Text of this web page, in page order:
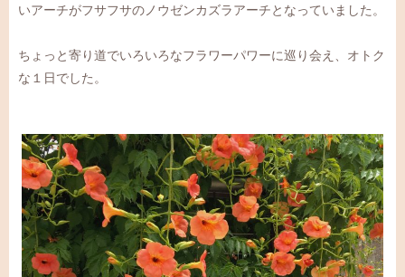
いアーチがフサフサのノウゼンカズラアーチとなっていました。
ちょっと寄り道でいろいろなフラワーパワーに巡り会え、オトク
な１日でした。